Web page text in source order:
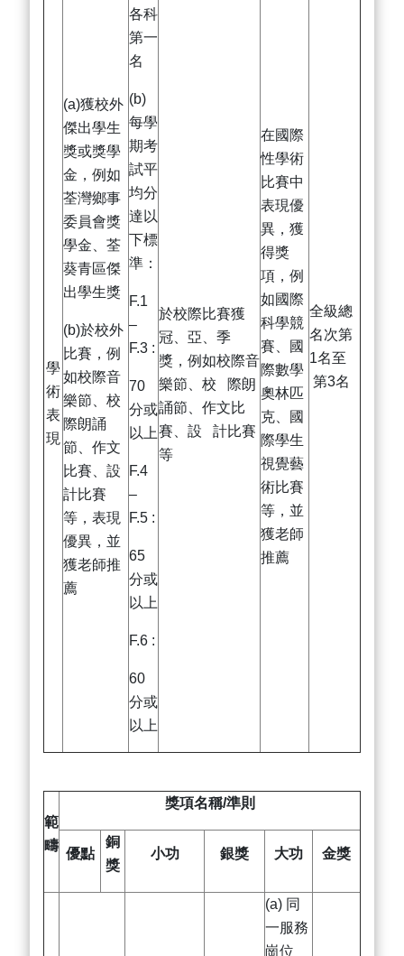
學
術
表
現
(a)獲校外
傑出學生
獎或獎學
金，例如
荃灣鄉事
委員會獎
學金、荃
葵青區傑
出學生獎
(b)於校外
比賽，例
如校際音
樂節、校
際朗誦
節、作文
比賽、設
計比賽
等，表現
優異，並
獲老師推
薦
各科
第一
名
(b)
每學
期考
試平
均分
達以
下標
準：
F.1
–
F.3 :
70
分或
以上
F.4
–
F.5 :
65
分或
以上
F.6 :
60
分或
以上
於校際比賽獲
冠、亞、季
獎，例如校際音
樂節、校 際朗
誦節、作文比
賽、設 計比賽
等
在國際
性學術
比賽中
表現優
異，獲
得獎
項，例
如國際
科學競
賽、國
際數學
奧林匹
克、國
際學生
視覺藝
術比賽
等，並
獲老師
推薦
全級總
名次第
1名至
第3名
範
疇
獎項名稱/準則
優點
銅
獎
小功 銀獎 大功 金獎
(a) 同
一服務
崗位